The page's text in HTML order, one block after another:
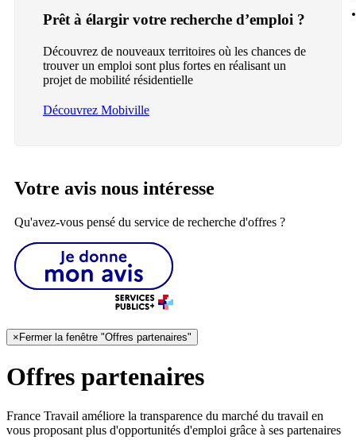
Prêt à élargir votre recherche d’emploi ?
Découvrez de nouveaux territoires où les chances de
trouver un emploi sont plus fortes en réalisant un
projet de mobilité résidentielle
Découvrez Mobiville
Votre avis nous intéresse
Qu'avez-vous pensé du service de recherche d'offres ?
× Fermer la fenêtre "Offres partenaires"
Offres partenaires
France Travail améliore la transparence du marché du travail en
vous proposant plus d'opportunités d'emploi grâce à ses partenaires